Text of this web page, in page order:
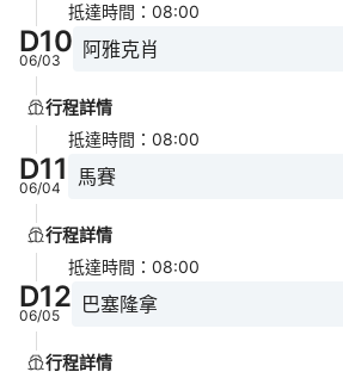
抵達時間 ： 08:00
D10
06/03 阿雅克肖
行程詳情
抵達時間 ： 08:00
D11
06/04 馬賽
行程詳情
抵達時間 ： 08:00
D12
06/05 巴塞隆拿
行程詳情